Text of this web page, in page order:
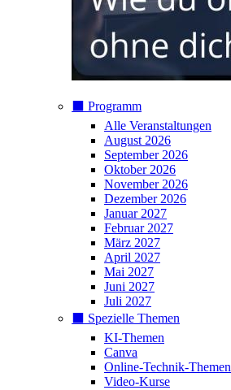
⬛️ Programm
Alle Veranstaltungen
August 2026
September 2026
Oktober 2026
November 2026
Dezember 2026
Januar 2027
Februar 2027
März 2027
April 2027
Mai 2027
Juni 2027
Juli 2027
⬛️ Spezielle Themen
KI-Themen
Canva
Online-Technik-Themen
Video-Kurse